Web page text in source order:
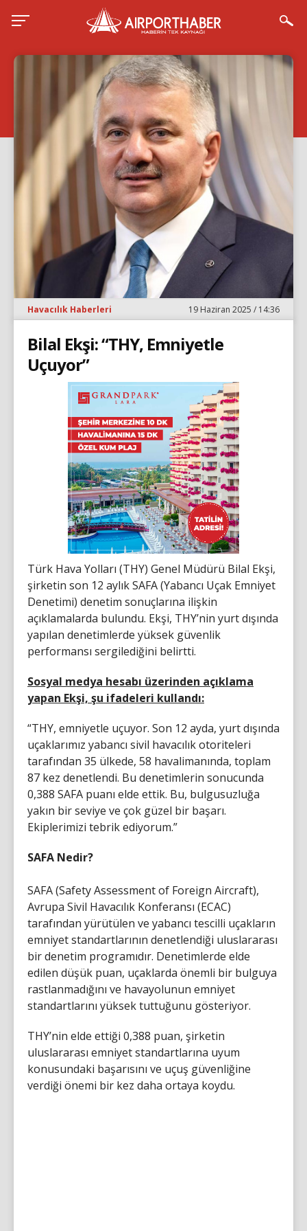
Havacılık Haberleri 19 Haziran 2025 / 14:36
Bilal Ekşi: “THY, Emniyetle
Uçuyor”
Türk Hava Yolları (THY) Genel Müdürü Bilal Ekşi,
şirketin son 12 aylık SAFA (Yabancı Uçak Emniyet
Denetimi) denetim sonuçlarına ilişkin
açıklamalarda bulundu. Ekşi, THY’nin yurt dışında
yapılan denetimlerde yüksek güvenlik
performansı sergilediğini belirtti.
Sosyal medya hesabı üzerinden açıklama
yapan Ekşi, şu ifadeleri kullandı:
“THY, emniyetle uçuyor. Son 12 ayda, yurt dışında
uçaklarımız yabancı sivil havacılık otoriteleri
tarafından 35 ülkede, 58 havalimanında, toplam
87 kez denetlendi. Bu denetimlerin sonucunda
0,388 SAFA puanı elde ettik. Bu, bulgusuzluğa
yakın bir seviye ve çok güzel bir başarı.
Ekiplerimizi tebrik ediyorum.”
SAFA Nedir?
SAFA (Safety Assessment of Foreign Aircraft),
Avrupa Sivil Havacılık Konferansı (ECAC)
tarafından yürütülen ve yabancı tescilli uçakların
emniyet standartlarının denetlendiği uluslararası
bir denetim programıdır. Denetimlerde elde
edilen düşük puan, uçaklarda önemli bir bulguya
rastlanmadığını ve havayolunun emniyet
standartlarını yüksek tuttuğunu gösteriyor.
THY’nin elde ettiği 0,388 puan, şirketin
uluslararası emniyet standartlarına uyum
konusundaki başarısını ve uçuş güvenliğine
verdiği önemi bir kez daha ortaya koydu.